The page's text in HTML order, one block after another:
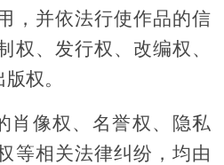
，并依法行使作品的信
权、发行权、改编权、
权。
肖像权、名誉权、隐私
等相关法律纠纷，均由